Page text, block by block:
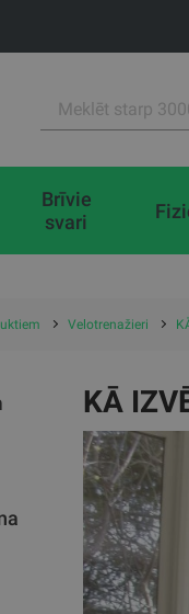
Brīvie
svari
Velotrenažieri
KĀ